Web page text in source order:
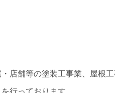
店舗等の塗装工事業、屋根工
行っております。